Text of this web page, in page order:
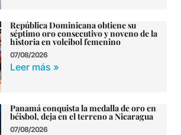
República Dominicana obtiene su
séptimo oro consecutivo y noveno de la
historia en voleibol femenino
07/08/2026
Leer más »
Panamá conquista la medalla de oro en
béisbol, deja en el terreno a Nicaragua
07/08/2026